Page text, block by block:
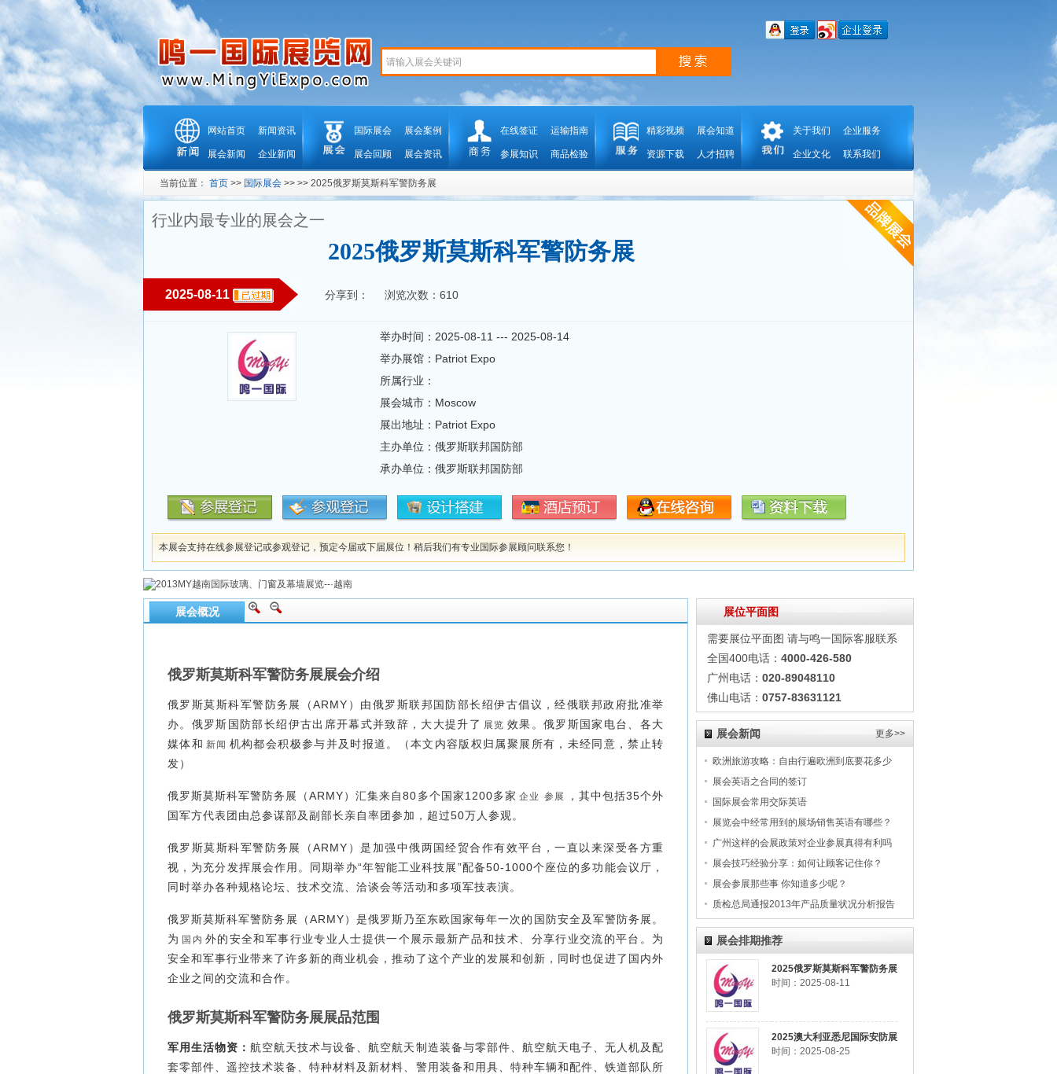
网站首页 新闻资讯
展会新闻 企业新闻
国际展会 展会案例
展会回顾 展会资讯
在线签证 运输指南
参展知识 商品检验
精彩视频 展会知道
资源下载 人才招聘
关于我们 企业服务
企业文化 联系我们
当前位置： 首页 >> 国际展会 >> >> 2025俄罗斯莫斯科军警防务展
行业内最专业的展会之一
2025俄罗斯莫斯科军警防务展
2025-08-11 分享到： 浏览次数：610
举办时间：2025-08-11 --- 2025-08-14
举办展馆：Patriot Expo
所属行业：
展会城市：Moscow
展出地址：Patriot Expo
主办单位：俄罗斯联邦国防部
承办单位：俄罗斯联邦国防部
本展会支持在线参展登记或参观登记，预定今届或下届展位！稍后我们有专业国际参展顾问联系您！
展会概况
俄罗斯莫斯科军警防务展展会介绍
俄罗斯莫斯科军警防务展（ARMY） 由俄罗斯联邦国防部长绍伊古倡议，经俄联邦政府批准举
办。 俄罗斯国防部长绍伊古出席开幕式并致辞，大大提升了 展览 效果。俄罗斯国家电台、各大
媒体和 新闻 机构都会积极参与并及时报道。
（本文内容版权归属聚展所有，未经同意，禁止转
发）
俄罗斯莫斯科军警防务展（ARMY）汇集来自80多个国家1200多家 企业 参展
，其中包括35个外
国军方代表团由总参谋部及副部长亲自率团参加，超过50万人参观。
俄罗斯莫斯科军警防务展（ARMY）是加强中俄两国经贸合作有效平台，一直以来深受各方重
视，为充分发挥展会作用。同期举办“年智能工业科技展”配备50-1000个座位的多功能会议厅，
同时举办各种规格论坛、技术交流、洽谈会等活动和多项军技表演。
俄罗斯莫斯科军警防务展（ARMY） 是俄罗斯乃至东欧国家每年一次的国防安全及军警防务展。
为 国内 外的安全和军事行业专业人士提供一个展示最新产品和技术、分享行业交流的平台。为
安全和军事行业带来了许多新的商业机会，推动了这个产业的发展和创新，同时也促进了国内外
企业之间的交流和合作。
俄罗斯莫斯科军警防务展展品范围
军用生活物资：航空航天技术与设备、航空航天制造装备与零部件、航空航天电子、无人机及配
套零部件、遥控技术装备、特种材料及新材料、警用装备和用具、特种车辆和配件、铁道部队所
展位平面图
需要展位平面图 请与鸣一国际客服联系
全国400电话： 4000-426-580
广州电话： 020-89048110
佛山电话： 0757-83631121
展会新闻 更多>>
欧洲旅游攻略：自由行遍欧洲到底要花多少
展会英语之合同的签订
国际展会常用交际英语
展览会中经常用到的展场销售英语有哪些？
广州这样的会展政策对企业参展真得有利吗
展会技巧经验分享：如何让顾客记住你？
展会参展那些事 你知道多少呢？
质检总局通报2013年产品质量状况分析报告
展会排期推荐
2025俄罗斯莫斯科军警防务展
时间：2025-08-11
2025澳大利亚悉尼国际安防展
时间：2025-08-25